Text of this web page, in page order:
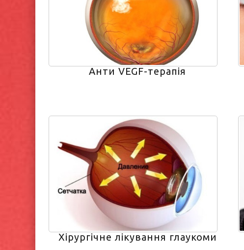
Анти VEGF-терапія
Хірургічне лікування глаукоми